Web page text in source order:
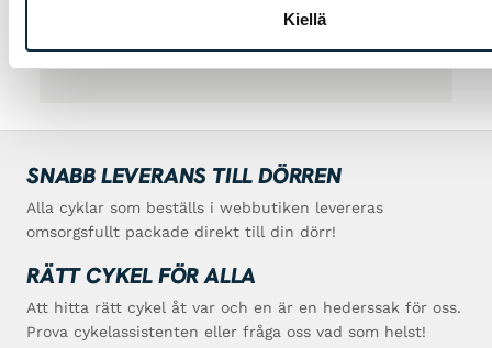
Kiellä
SNABB LEVERANS TILL DÖRREN
Alla cyklar som beställs i webbutiken levereras
omsorgsfullt packade direkt till din dörr!
RÄTT CYKEL FÖR ALLA
Att hitta rätt cykel åt var och en är en hederssak för oss.
Prova cykelassistenten eller fråga oss vad som helst!